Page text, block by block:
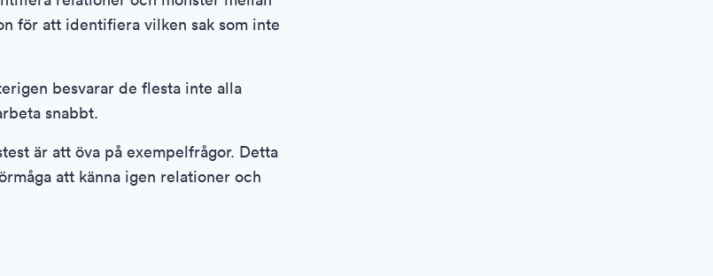
för att identifiera vilken sak som inte
besvarar de flesta inte alla
snabbt.
är att öva på exempelfrågor. Detta
att känna igen relationer och